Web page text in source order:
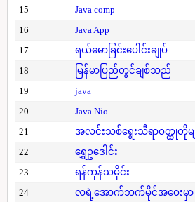
15
Java comp
16
Java App
17
ရယ်မောခြင်းပေါင်းချုပ်
18
မြန်မာပြည်တွင်ချစ်သည်
19
java
20
Java Nio
21
အလင်းသစ်ရွေးသီရာဝတ္ထုတိုမျ
22
ရွှေဥဒေါင်း
23
ရန်ကုန်သမိုင်း
24
လရဲ့အောက်ဘက်မိုင်အဝေးမှာ